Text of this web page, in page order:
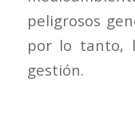
peligrosos
por lo tanto,
gestión.